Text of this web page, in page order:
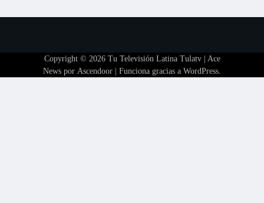
Copyright © 2026 Tu Televisión Latina Tulatv| Ace
News por Ascendoor | Funciona gracias a WordPress